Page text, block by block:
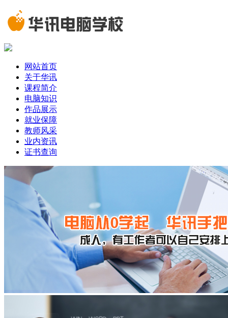
网站首页
关于华讯
课程简介
电脑知识
作品展示
就业保障
教师风采
业内资讯
证书查询